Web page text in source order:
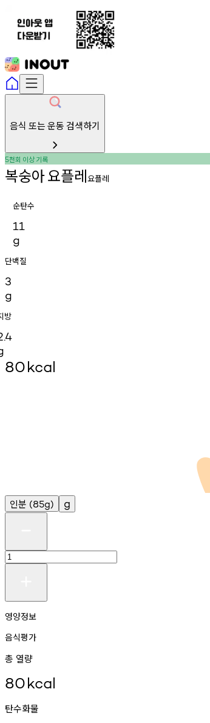
음식 또는 운동 검색하기
5천회 이상기록
복숭아요플레요플레
순탄수
11
g
단백질
3
g
방
80kcal
인분 (85g) g
영양정보
음식평가
총 열량
80kcal
탄수화물